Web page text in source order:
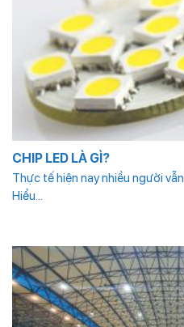
CHIP LED LÀ GÌ?
Thực tế hiện nay nhiều người
Hiểu...